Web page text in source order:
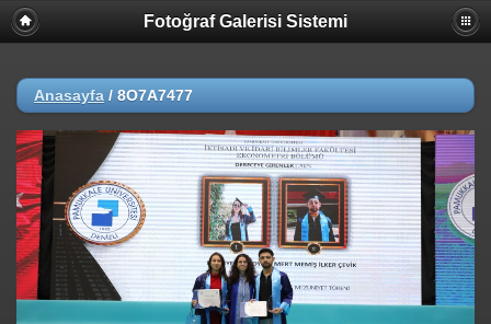
Fotoğraf Galerisi Sistemi
Anasayfa / 8O7A7477